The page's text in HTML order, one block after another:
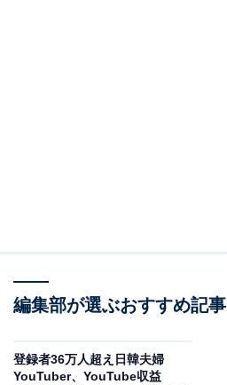
編集部が選ぶおすすめ記事
登録者36万人超え日韓夫婦
YouTuber、YouTube収益